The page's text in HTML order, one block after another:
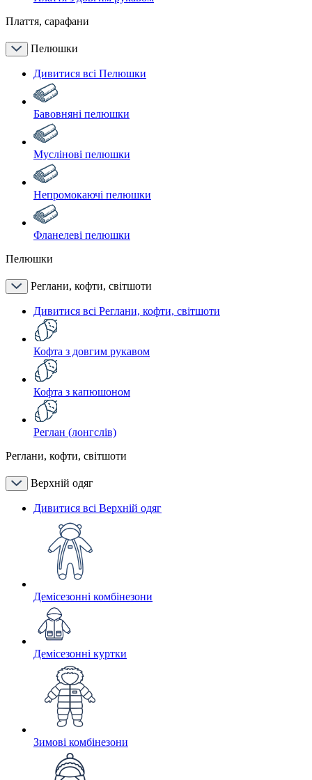
Плаття, сарафани
Пелюшки
Дивитися всі Пелюшки
Бавовняні пелюшки
Муслінові пелюшки
Непромокаючі пелюшки
Фланелеві пелюшки
Пелюшки
Реглани, кофти, світшоти
Дивитися всі Реглани, кофти, світшоти
Кофта з довгим рукавом
Кофта з капюшоном
Реглан (лонгслів)
Реглани, кофти, світшоти
Верхній одяг
Дивитися всі Верхній одяг
Демісезонні комбінезони
Демісезонні куртки
Зимові комбінезони